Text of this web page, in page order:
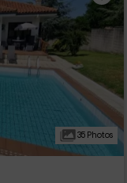
35 Photos